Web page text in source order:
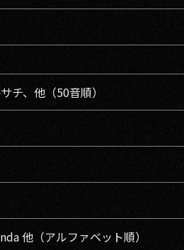
チ、他（50音順）
他（アルファベット順）